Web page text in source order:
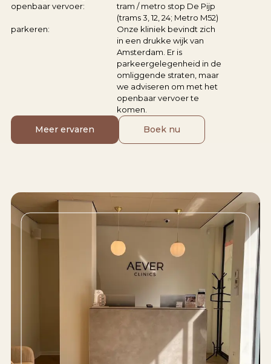
openbaar vervoer:
tram / metro stop De Pijp
(trams 3, 12, 24; Metro M52)
parkeren:
Onze kliniek bevindt zich
in een drukke wijk van
Amsterdam. Er is
parkeergelegenheid in de
omliggende straten, maar
we adviseren om met het
openbaar vervoer te
komen.
Meer ervaren Boek nu